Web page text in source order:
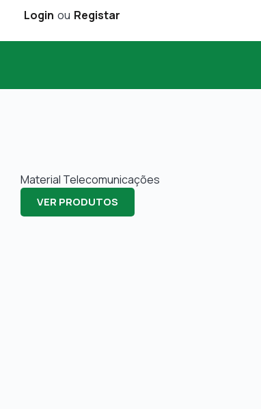
Login ou Registar
Material Telecomunicações
VER PRODUTOS